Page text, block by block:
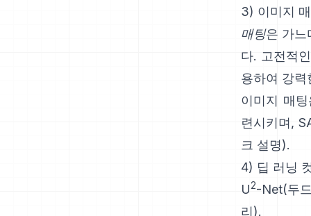
3) 이미지
매팅은 가느
다. 고전적인
용하여 강
이미지 매팅
련시키며,
크 설명).
4) 딥 러닝
U2-Net(두
리).